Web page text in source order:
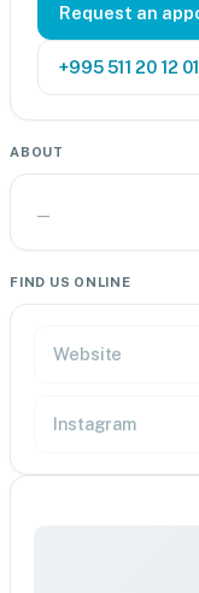
Request an
+995 511 20 12 01
ABOUT
—
FIND US ONLINE
Website
Instagram